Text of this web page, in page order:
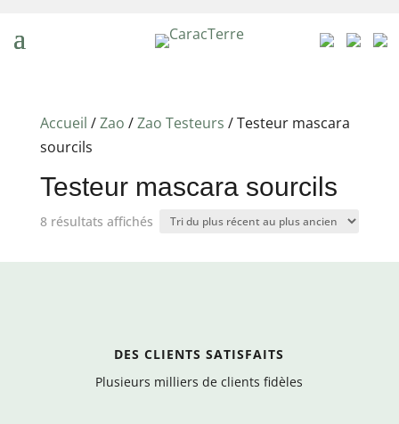
Accueil /Zao /Zao Testeurs / Testeur mascara
sourcils
Testeur mascara sourcils
8 résultats affichésTrié
ancien
DES CLIENTS SATISFAITS
Plusieurs milliers de clients fidèles